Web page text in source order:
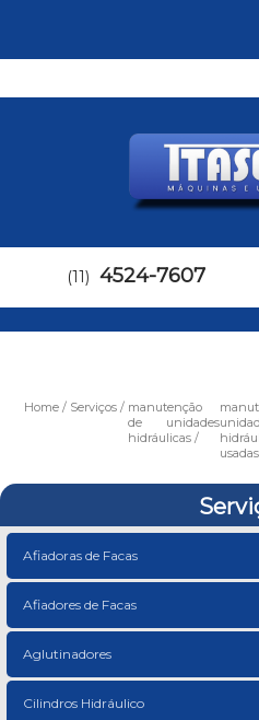
(11) 4524-7607
Home Serviços
manutenção
de unidades
hidráulicas
usadas
Afiadoras de Facas
Afiadores de Facas
Aglutinadores
Cilindros Hidráulico